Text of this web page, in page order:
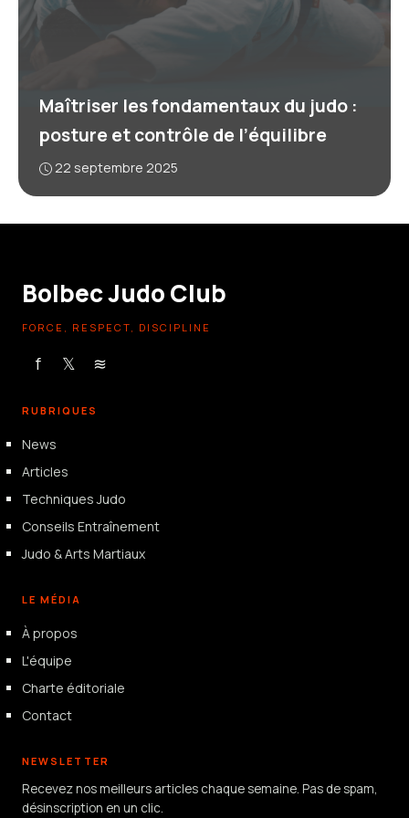
Maîtriser les fondamentaux du judo :
posture et contrôle de l’équilibre
22 septembre 2025
Bolbec Judo Club
FORCE, RESPECT, DISCIPLINE
f 𝕏 ≋
RUBRIQUES
News
Articles
Techniques Judo
Conseils Entraînement
Judo & Arts Martiaux
LE MÉDIA
À propos
L'équipe
Charte éditoriale
Contact
NEWSLETTER
Recevez nos meilleurs articles chaque semaine. Pas de spam,
désinscription en un clic.